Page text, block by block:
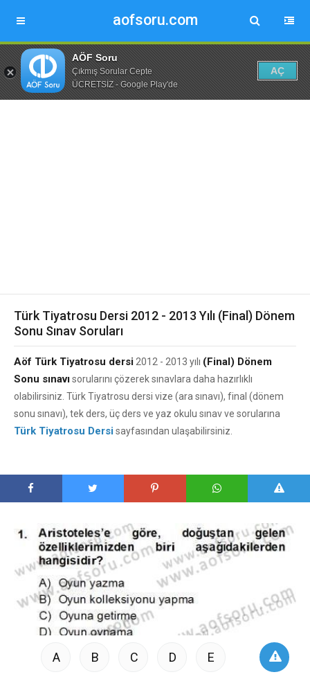
aofsoru.com
AÖF Soru
Çıkmış Sorular Cepte
ÜCRETSİZ - Google Play'de
AÇ
Türk Tiyatrosu Dersi 2012 - 2013 Yılı (Final) Dönem
Sonu Sınav Soruları
Aöf Türk Tiyatrosu dersi 2012 - 2013 yılı (Final) Dönem
Sonu sınavısorularını çözerek sınavlara daha hazırlıklı
olabilirsiniz. Türk Tiyatrosu dersi vize (ara sınavı), final (dönem
sonu sınavı), tek ders, üç ders ve yaz okulu sınav ve sorularına
Türk Tiyatrosu Dersisayfasından ulaşabilirsiniz.
A B C D E